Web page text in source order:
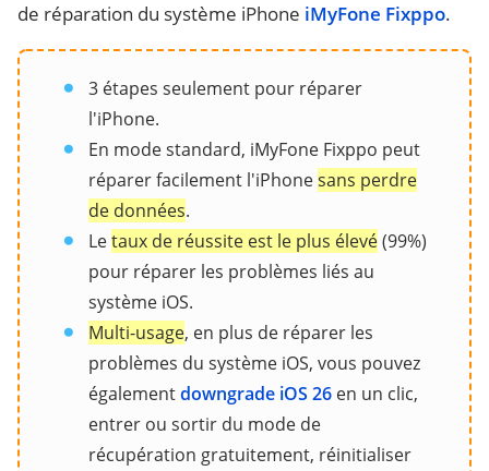
de réparation du système iPhone iMyFone Fixppo.
3 étapes seulement pour réparer
l'iPhone.
En mode standard, iMyFone Fixppo peut
réparer facilement l'iPhonesans perdre
de données.
Letaux de réussite est le plus élevé(99%)
pour réparer les problèmes liés au
système iOS.
Multi-usage, en plus de réparer les
problèmes du système iOS, vous pouvez
égalementdowngrade iOS 26 en un clic,
entrer ou sortir du mode de
récupération gratuitement, réinitialiser